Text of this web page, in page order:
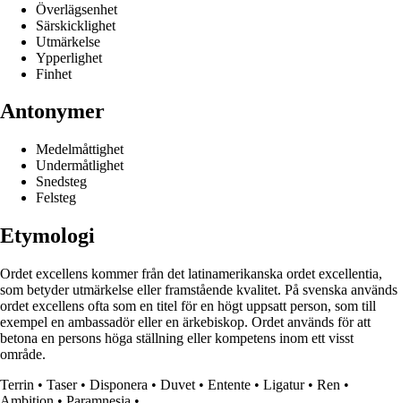
Överlägsenhet
Särskicklighet
Utmärkelse
Ypperlighet
Finhet
Antonymer
Medelmåttighet
Undermåtlighet
Snedsteg
Felsteg
Etymologi
Ordet excellens kommer från det latinamerikanska ordet excellentia,
som betyder utmärkelse eller framstående kvalitet. På svenska används
ordet excellens ofta som en titel för en högt uppsatt person, som till
exempel en ambassadör eller en ärkebiskop. Ordet används för att
betona en persons höga ställning eller kompetens inom ett visst
område.
Terrin • Taser• Disponera • Duvet • Entente • Ligatur• Ren •